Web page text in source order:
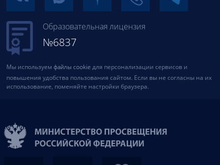
Образовательная лицензия
№6837
Мы используем файлы cookie для персонализации сервисов и
повышения удобства пользования сайтом. Если вы не согласны на их
использование, поменяйте настройки браузера.